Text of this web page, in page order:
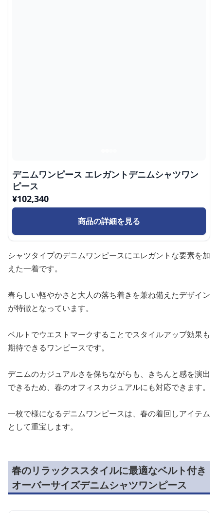
デニムワンピース エレガントデニムシャツワン
ピース
¥102,340
商品の詳細を見る
シャツタイプのデニムワンピースにエレガントな要素を加
えた一着です。
春らしい軽やかさと大人の落ち着きを兼ね備えたデザイン
が特徴となっています。
ベルトでウエストマークすることでスタイルアップ効果も
期待できるワンピースです。
デニムのカジュアルさを保ちながらも、きちんと感を演出
できるため、春のオフィスカジュアルにも対応できます。
一枚で様になるデニムワンピースは、春の着回しアイテム
として重宝します。
春のリラックススタイルに最適なベルト付き
オーバーサイズデニムシャツワンピース